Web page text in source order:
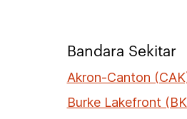
Bandara Sekitar
Akron-Canton
Burke Lakefront